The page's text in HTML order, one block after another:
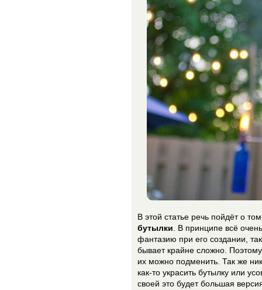
В этой статье речь пойдёт о
бутылки. В принципе всё
фантазию при его создании,
бывает крайне сложно.
их можно подменить. Так же
как-то украсить бутылку или
своей это будет большая